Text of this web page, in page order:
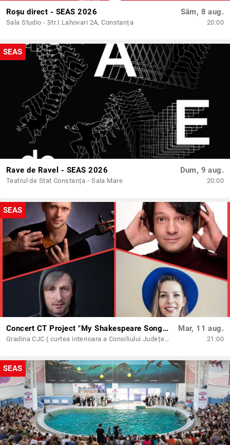
Roșu direct - SEAS 2026
Sala Studio - Str.I.Lahovari 2A, Constanța
Sâm, 8 aug.
20:00
SEAS
Rave de Ravel - SEAS 2026
Teatrul de Stat Constanța - Sala Mare
Dum, 9 aug.
20:00
SEAS
Concert CT Project "My Shakespeare Songs - SEAS 2026
Gradina CJC ( curtea interioara a Consiliului Județean Constanta)
Mar, 11 aug.
21:00
SEAS